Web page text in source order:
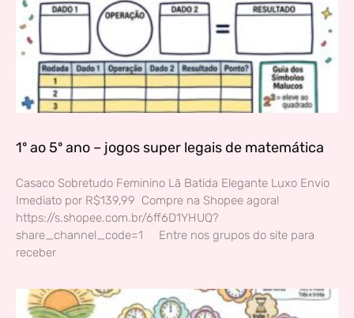
1º ao 5º ano – jogos super legais de matemática
Casaco Sobretudo Feminino Lã Batida Elegante Luxo Envio
Imediato por R$139,99 Compre na Shopee agora!
https://s.shopee.com.br/6ff6D1YHUQ?
share_channel_code=1 Entre nos grupos do site para
receber